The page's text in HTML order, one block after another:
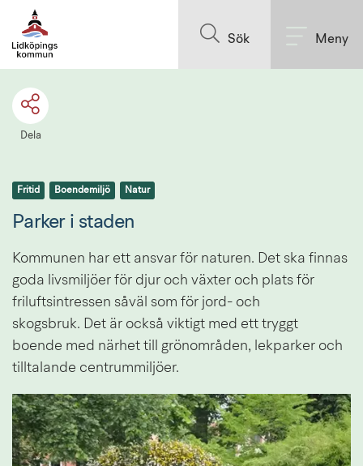
Sök Meny
Dela
Fritid Boendemiljö Natur
Parker i staden
Kommunen har ett ansvar för naturen. Det ska finnas
goda livsmiljöer för djur och växter och plats för
friluftsintressen såväl som för jord- och
skogsbruk. Det är också viktigt med ett tryggt
boende med närhet till grönområden, lekparker och
tilltalande centrummiljöer.